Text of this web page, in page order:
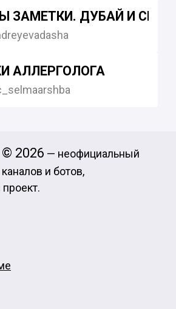
ЗАМЕТКИ. ДУБАЙ И СММ
АЛЛЕРГОЛОГА
© 2026 — неофициальный
и ботов,